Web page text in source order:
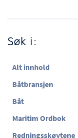
Søk i:
Alt innhold
Båtbransjen
Båt
Maritim Ordbok
Redningsskøytene